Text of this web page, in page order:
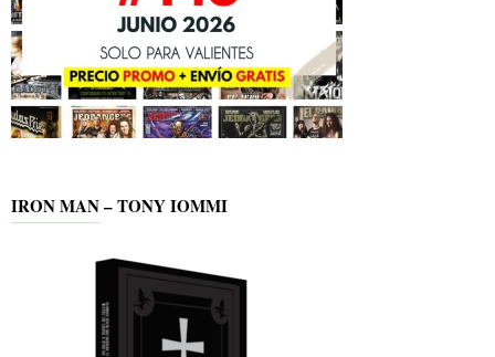
IRON MAN – TONY IOMMI